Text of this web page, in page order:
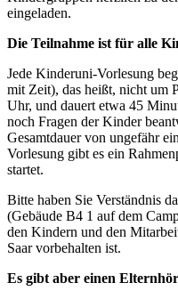
eingeladen.
Die Teilnahme ist für alle
Jede Kinderuni-Vorlesung
mit Zeit), das heißt, nicht um
Uhr, und dauert etwa 45
noch Fragen der Kinder
Gesamtdauer von ungefähr
Vorlesung gibt es ein
startet.
Bitte haben Sie Verständnis
(Gebäude B4 1 auf dem
den Kindern und den
Saar vorbehalten ist.
Es gibt aber einen